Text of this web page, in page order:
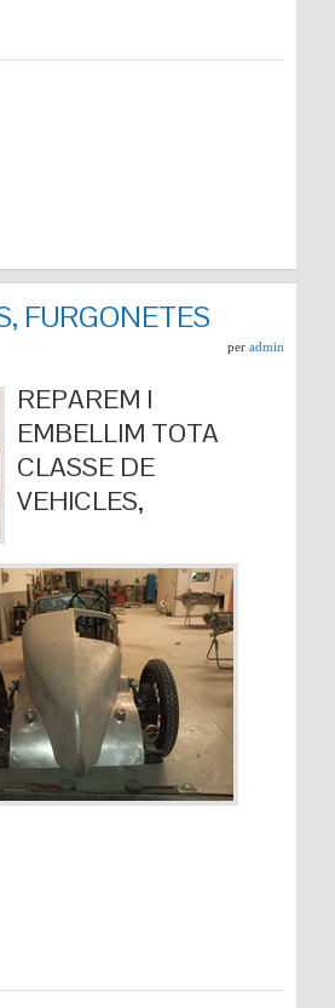
FURGONETES
per admin
REPAREM I
EMBELLIM TOTA
CLASSE DE
VEHICLES,